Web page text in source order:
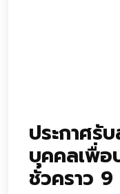
ประกาศรั
บุคคลเพื่อ
ชั่วคราว